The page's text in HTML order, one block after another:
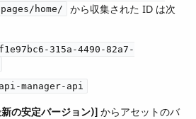
home/
​ から収集された ID は次
f1e97bc6-315a-4490-82a7-
api-manager-api
の安定バージョン)] ​ からアセットのバ